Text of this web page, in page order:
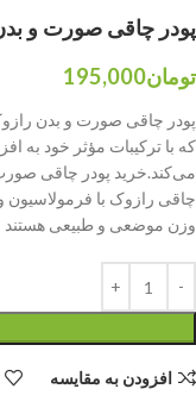
پودر چاقی صورت و
تومان195,000
پودر چاقی صورت و بدن
که با ترکیبات مؤثر خود
می‌کند.خرید پودر چاقی صورت
چاقی رازوک با فرمولاسیون
وزن موضعی و طبیعی هستند
افزودن به مقایسه